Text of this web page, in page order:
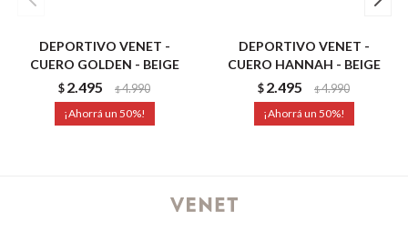
DEPORTIVO VENET -
CUERO GOLDEN - BEIGE
$2.495 $4.990
50
DEPORTIVO VENET -
CUERO HANNAH - BEIGE
$2.495 $4.990
50